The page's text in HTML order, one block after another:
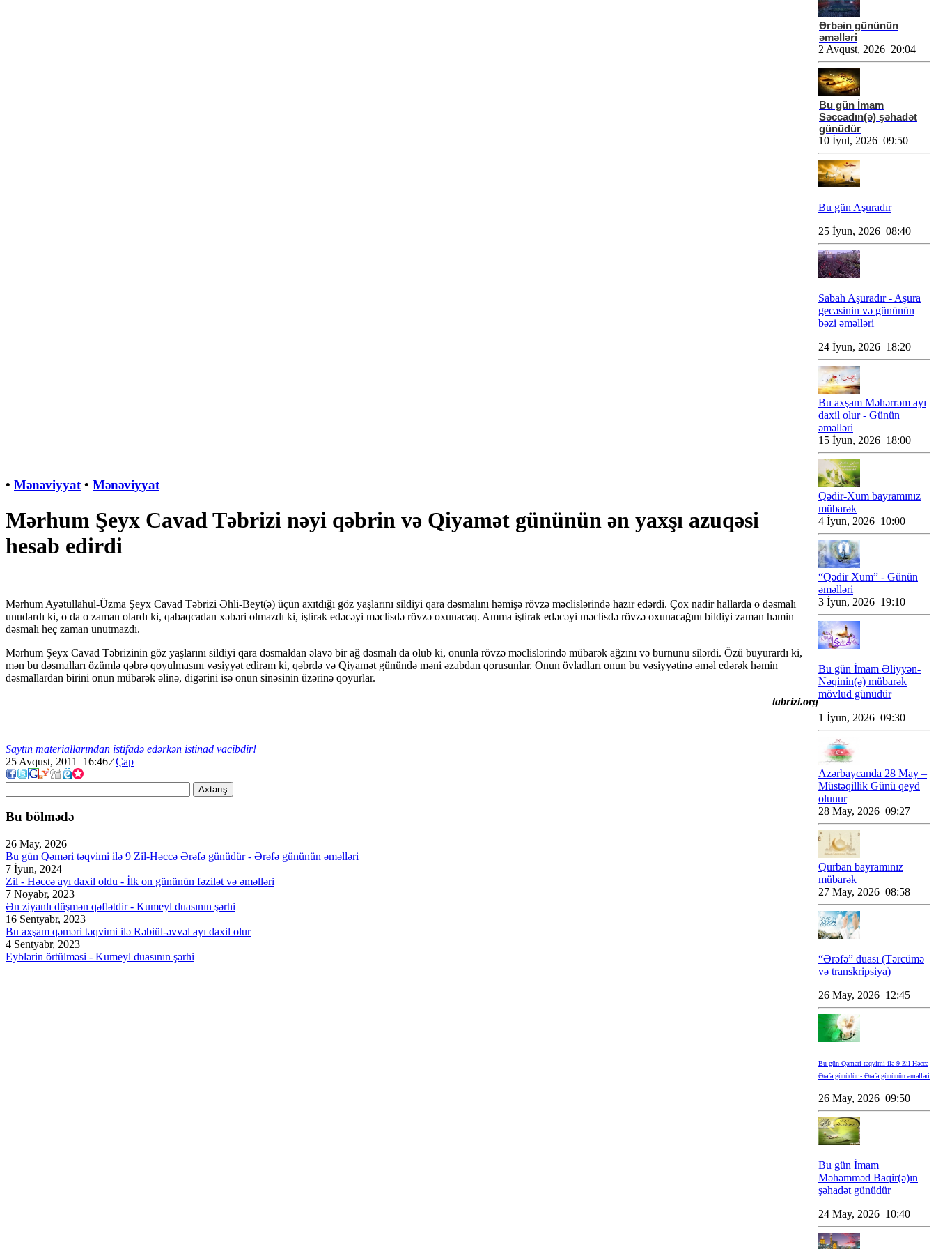
• Mənəviyyat • Mənəviyyat
Mərhum Şeyx Cavad Təbrizi nəyi qəbrin və Qiyamət gününün ən yaxşı azuqəsi
hesab edirdi
Mərhum Ayətullahul-Üzma Şeyx Cavad Təbrizi Əhli-Beyt(ə) üçün axıtdığı göz yaşlarını sildiyi qara dəsmalını həmişə rövzə məclislərində hazır edərdi. Çox nadir hallarda o dəsmalı
unudardı ki, o da o zaman olardı ki, qabaqcadan xəbəri olmazdı ki, iştirak edəcəyi məclisdə rövzə oxunacaq. Amma iştirak edəcəyi məclisdə rövzə oxunacağını bildiyi zaman həmin
dəsmalı heç zaman unutmazdı.
Mərhum Şeyx Cavad Təbrizinin göz yaşlarını sildiyi qara dəsmaldan əlavə bir ağ dəsmalı da olub ki, onunla rövzə məclislərində mübarək ağzını və burnunu silərdi. Özü buyurardı ki,
mən bu dəsmalları özümlə qəbrə qoyulmasını vəsiyyət edirəm ki, qəbrdə və Qiyamət günündə məni əzabdan qorusunlar. Onun övladları onun bu vəsiyyətinə əməl edərək həmin
dəsmallardan birini onun mübarək əlinə, digərini isə onun sinəsinin üzərinə qoyurlar.
tabrizi.org
Saytın materiallarından istifadə edərkən istinad vacibdir!
25 Avqust, 2011 16:46⁄ Çap
Axtarış
Bu bölmədə
26 May, 2026
Bu gün Qəməri təqvimi ilə 9 Zil-Həccə Ərəfə günüdür - Ərəfə gününün əməlləri
7 İyun, 2024
Zil - Həccə ayı daxil oldu - İlk on gününün fəzilət və əməlləri
7 Noyabr, 2023
Ən ziyanlı düşmən qəflətdir - Kumeyl duasının şərhi
16 Sentyabr, 2023
Bu axşam qəməri təqvimi ilə Rəbiül-əvvəl ayı daxil olur
4 Sentyabr, 2023
Eyblərin örtülməsi - Kumeyl duasının şərhi
Ərbəin gününün
əməlləri
2 Avqust, 2026 20:04
Bu gün İmam
Səccadın(ə) şəhadət
günüdür
10 İyul, 2026 09:50
Bu gün Aşuradır
25 İyun, 2026 08:40
Sabah Aşuradır - Aşura
gecəsinin və gününün
bəzi əməlləri
24 İyun, 2026 18:20
Bu axşam Məhərrəm ayı
daxil olur - Günün
əməlləri
15 İyun, 2026 18:00
Qədir-Xum bayramınız
mübarək
4 İyun, 2026 10:00
“Qədir Xum” - Günün
əməlləri
3 İyun, 2026 19:10
Bu gün İmam Əliyyən-
Nəqinin(ə) mübarək
mövlud günüdür
1 İyun, 2026 09:30
Azərbaycanda 28 May –
Müstəqillik Günü qeyd
olunur
28 May, 2026 09:27
Qurban bayramınız
mübarək
27 May, 2026 08:58
“Ərəfə” duası (Tərcümə
və transkripsiya)
26 May, 2026 12:45
Bu gün Qəməri təqvimi ilə 9 Zil-Həccə
Ərəfə günüdür - Ərəfə gününün əməlləri
26 May, 2026 09:50
Bu gün İmam
Məhəmməd Baqir(ə)ın
şəhadət günüdür
24 May, 2026 10:40